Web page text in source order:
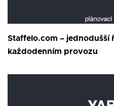
Staffelo.com – jednodušší
každodenním provozu